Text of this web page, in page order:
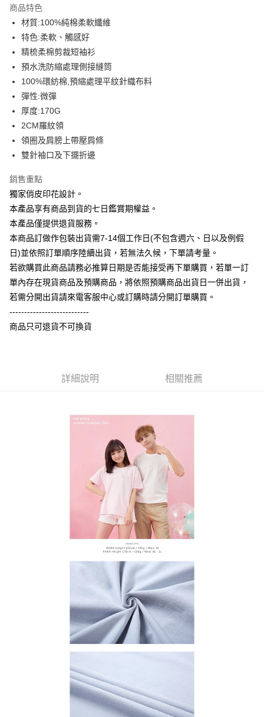
合作金庫商業銀行
華南商業銀行
上海商業儲蓄銀行
國泰世華商業銀行
臺灣中小企業銀行
匯豐（台灣）商業銀行
華泰商業銀行
聯邦商業銀行
遠東國際商業銀行
元大商業銀行
玉山商業銀行
台新國際商業銀行
台灣樂天信用卡公司
6 期 0 利率 每期
華南商業銀行
上海商業儲蓄銀行
國泰世華商業銀行
臺灣中小企業銀行
台中商業銀行
匯豐（台灣）商業銀行
聯邦商業銀行
元大商業銀行
玉山商業銀行
台新國際商業銀行
台灣樂天信用卡公司
12 期 0 利率 每期NT$23
合作金庫商業銀行
上海商業儲蓄銀行
國泰世華商業銀行
兆豐國際商業銀行
臺灣中小企業銀行
匯豐（台灣）商業銀行
聯邦商業銀行
元大商業銀行
玉山商業銀行
台新國際商業銀行
超商取貨付款
LINE Pay
Apple Pay
街口支付
悠遊付
Google Pay
全盈+PAY
大哥付你分期
相關說明
1.本服務由台灣大哥大提供，台灣大哥大用戶可立即使用無須另外申請。
2.付款方式選擇「大哥付你分期」，訂單成立後會自動跳轉到大哥付的交易
流程，驗證手機門號後，選擇欲分期的期數、繳款截止日，確認付款後即完
成交易。
3.實際核准額度、可分期數及費用金額請依後續交易確認頁面所載為準。
4.訂單成立30分鐘內，如未前往確認交易或遇審核未通過，訂單將自動取
【繳款方式說明】
買賣價金債權讓與本公司後，依約使用本公司帳單繳交帳款。
2.基於同意付款使用「大哥付你分期」之契約關係目的，商店將以您的個人
資料（包含姓名、電話或地址）提供予台灣大哥大進項蒐集、處理及利用，
由本公司與您本人進行分期帳單所需資料之確認、核對及更正。
3.完整用戶服務條款，請詳閱以下連結：
https://oppay.tw/userRule
AFTEE先享後付
相關說明
【關於「AFTEE先享後付」】
AFTEE先享後付是「在收到商品之後才付款」的支付方式。 讓您購物簡單
１．簡單：不需註冊會員、不需綁卡、不需儲值。
２．便利：只要手機號碼，簡訊認證，即可結帳。
３．安心：先確認商品／服務後，再付款。
２．訂單成立數日內，您將收到繳費通知簡訊。
３．收到繳費通知簡訊後14天內，點擊此簡訊中的連結，可透過四大超商／
購買商品的店家。未經商家同意取消之訂單仍視為有效，需透過AFTEE先享
※ 交易是否成功請以「AFTEE先享後付 」之結帳頁面顯示為準，若有關於
是否繳費成功／繳費後需取消欲退款等相關疑問，請聯繫「AFTEE先享後付
https://netprotections.freshdesk.com/support/home
１．透過由恩沛科技股份有限公司提供之「AFTEE先享後付」服務完成之交
易，需依本服務之必要範圍內提供個人資料，並將交易相關給付款項請求債
權轉讓予恩沛科技股份有限公司。
２．關於個人資料處理事宜，請瀏覽以下網址：
３．未成年的使用者請事先徵得法定代理人或監護人之同意方可使用
「AFTEE先享後付」，若未經同意申辦者引起之損失，本公司不負相關責
４．使用「AFTEE先享後付」時，將依據個別帳號之用戶狀況，依本公司即
時審查核予不同之上限額度；若仍有額度不足之情形，本公司將視審查結果
５．嚴禁一人註冊多個帳號或使用他人資訊註冊。若發現惡意使用之情形，
恩沛科技股份有限公司將有權停止該用戶之使用額度並採取法律行動。
ATM付款
全家付款取貨
每筆NT$60，滿NT$899(含以上)免運費
每筆NT$65，滿NT$899(含以上)免運費
每筆NT$60，滿NT$899(含以上)免運費
每筆NT$65，滿NT$899(含以上)免運費
商品特色
材質:100%純棉柔軟纖維
特色:柔軟、觸感好
精梳柔棉剪裁短袖衫
預水洗防縮處理側接縫筒
100%環紡棉,預縮處理平紋針織布料
彈性:微彈
厚度:170G
2CM羅紋領
領圈及肩膀上帶壓肩條
雙針袖口及下擺折邊
銷售重點
獨家俏皮印花設計。
本產品享有商品到貨的七日鑑賞期權益。
本產品僅提供退貨服務。
本商品訂做作包裝出貨需7-14個工作日(不包含週六、日以及例假
日)並依照訂單順序陸續出貨，若無法久候，下單請考量。
若欲購買此商品請務必推算日期是否能接受再下單購買，若單一訂
單內存在現貨商品及預購商品，將依照預購商品出貨日一併出貨，
若需分開出貨請來電客服中心或訂購時請分開訂單購買。
---------------------------
商品只可退貨不可換貨
詳細說明 相關推薦